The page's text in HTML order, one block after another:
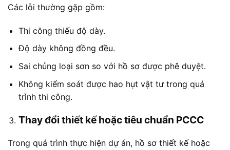
Các lỗi thường gặp gồm:
Thi công thiếu độ dày.
Độ dày không đồng đều.
Sai chủng loại sơn so với hồ sơ được phê duyệt.
Không kiểm soát được hao hụt vật tư trong quá
trình thi công.
Thay đổi thiết kế hoặc tiêu chuẩn PCCC
Trong quá trình thực hiện dự án, hồ sơ thiết kế hoặc